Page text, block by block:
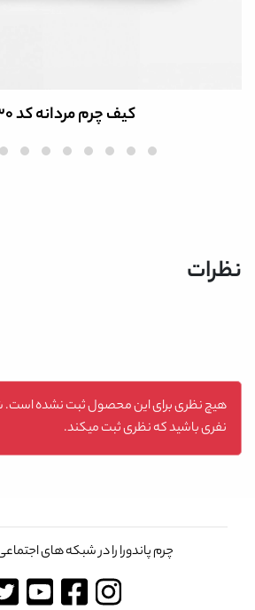
کیف چرم طبیعی مردانه کد B6027
نظرات
هیچ نظری برای این محصول ثبت نشده است.
نفری باشید که نظری ثبت میکند.
چرم پاندورا را در شبکه های